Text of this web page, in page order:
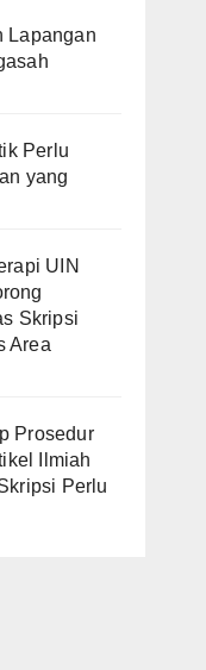
Lapangan
Perlu
yang
UIN
Skripsi
Area
Prosedur
Ilmiah
Perlu